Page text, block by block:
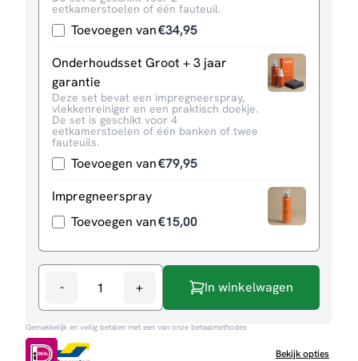
eetkamerstoelen of één fauteuil.
Toevoegen van€34,95
Onderhoudsset Groot + 3 jaar
garantie
Deze set bevat een impregneerspray,
vlekkenreiniger en een praktisch doekje.
De set is geschikt voor 4
eetkamerstoelen of één banken of twee
fauteuils.
Toevoegen van€79,95
Impregneerspray
Toevoegen van€15,00
-
Hoekbank
Girona
aantal
+ In winkelwagen
Gemakkelijk en veilig betalen met een van onze betaalmethodes
Bekijk opties